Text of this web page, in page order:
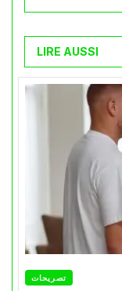
LIRE AUSSI
تصريحات